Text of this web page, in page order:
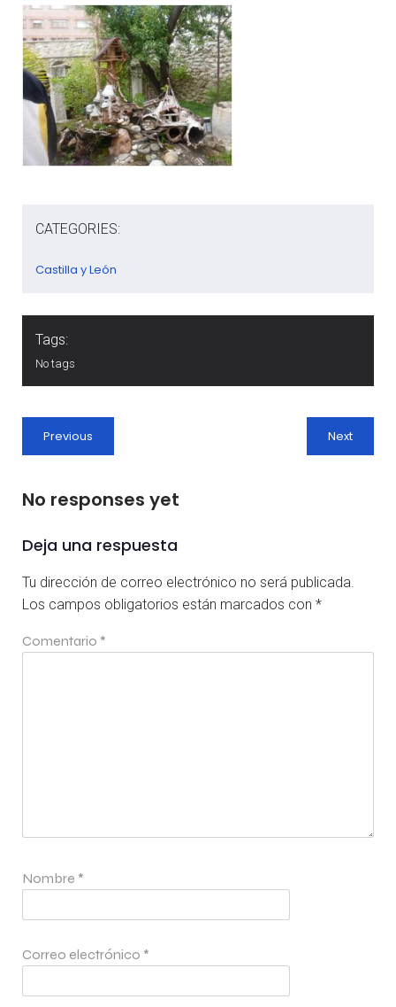
CATEGORIES:
Castilla y León
Tags:
No tags
Previous Next
No responses yet
Deja una respuesta
Tu dirección de correo electrónico no será publicada.
Los campos obligatorios están marcados con *
Comentario *
Nombre *
Correo electrónico *